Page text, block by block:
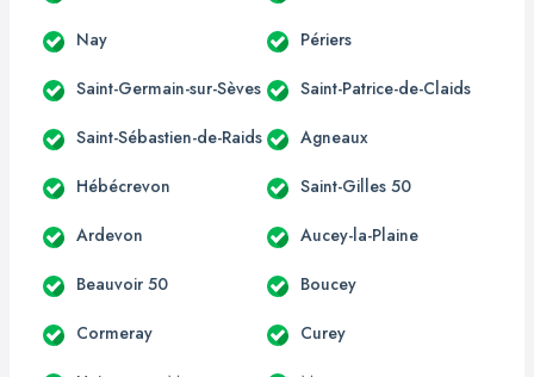
Nay Périers
Saint-Germain-sur-Sèves Saint-Patrice-de-Claids
Saint-Sébastien-de-Raids Agneaux
Hébécrevon Saint-Gilles 50
Ardevon Aucey-la-Plaine
Beauvoir 50 Boucey
Cormeray Curey